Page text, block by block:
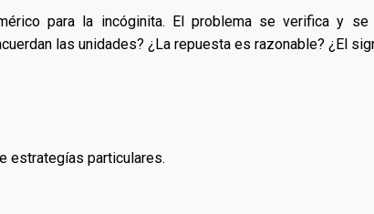
para la incóginita. El problema se verifica y
las unidades? ¿La repuesta es razonable? ¿El
estrategías particulares.